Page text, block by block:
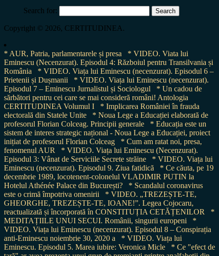
Search for:
Copyright © 2026, CERTITUDINEA.
* AUR, Patria, parlamentarele și presa
* VIDEO. Viata lui
Eminescu (Necenzurat). Episodul 4: Războiul pentru Transilvania și
România
* VIDEO. Viața lui Eminescu (necenzurat). Episodul 6 –
Prietenii și Dușmanii
* VIDEO. Viața lui Eminescu (necenzurat).
Episodul 7 – Eminescu Jurnalistul și Sociologul
* Un cadou de
sărbători pentru cei care se mai consideră români! Antologia
CERTITUDINEA Volumul I
* Implicarea României în frauda
electorală din Statele Unite
* Noua Lege a Educației elaborată de
profesorul Florian Colceag. Principii generale
* Educația este un
sistem de interes strategic național - Noua Lege a Educației, proiect
inițiat de profesorul Florian Colceag
* Cum am ratat noi, presa,
fenomenul AUR
* VIDEO. Viața lui Eminescu (Necenzurat).
Episodul 3: Vânat de Serviciile Secrete străine
* VIDEO. Viața lui
Eminescu (necenzurat). Episodul 9. Ziua fatidică
* Ce căuta, pe 19
decembrie 1989, locotenent-colonelul VLADIMIR PUTIN la
Hotelul Athénée Palace din București?
* Scandalul coronavirus
este o crimă împotriva omenirii
* VIDEO. „TREZEȘTE-TE,
GHEORGHE, TREZEȘTE-TE, IOANE!”. Legea Cojocaru,
reactualizată și încorporată în CONSTITUȚIA CETĂȚENILOR
*
MEDITAȚIILE UNUI SECUI. Românii, singurii europeni
*
VIDEO. Viața lui Eminescu (necenzurat). Episodul 8 – Conspirația
anti-Eminescu noiembrie 30, 2020 a
* VIDEO. Viața lui
Eminescu. Episodul 5. Marea iubire: Veronica Micle
* Ce "efect de